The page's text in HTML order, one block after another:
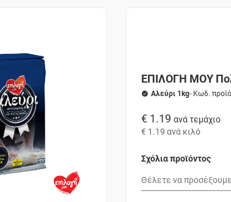
ΕΠΙΛΟΓΗ ΜΟΥ
Αλεύρι 1kg- Κωδ.
€ 1.19 ανά τεμάχιο
€ 1.19 ανά κιλό
Σχόλια προϊόντος